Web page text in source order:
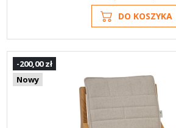
DO KOSZYKA
-200,00 zł
Nowy